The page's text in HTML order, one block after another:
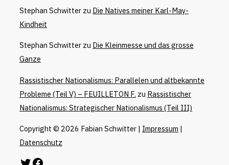
Stephan Schwitter zu Die Natives meiner Karl-May-
Kindheit
Stephan Schwitter zu Die Kleinmesse und das grosse
Ganze
Rassistischer Nationalismus: Parallelen und altbekannte
Probleme (Teil V) – FEUILLETON F. zu Rassistischer
Nationalismus: Strategischer Nationalismus (Teil III)
Copyright © 2026 Fabian Schwitter | Impressum |
Datenschutz